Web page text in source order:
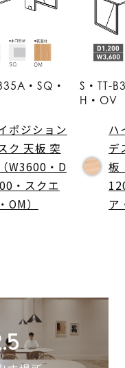
・SQ・
ポジション
ク 天板 突
W3600・D
・スクエ
OM）
S・TT-
H・OV
ハ
デ
板
ア